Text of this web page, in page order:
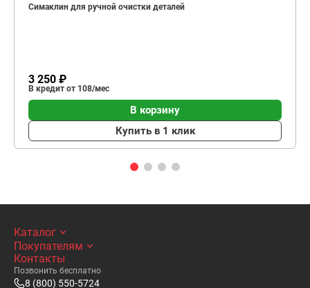
Симаклин для ручной очистки деталей
3 250 ₽
В кредит от 108/мес
В корзину
Купить в 1 клик
Каталог
Покупателям
Контакты
Позвонить бесплатно
8 (800) 550-5724